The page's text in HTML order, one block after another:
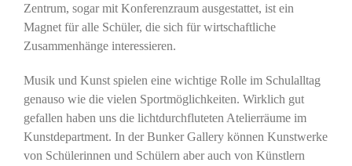
Zentrum, sogar mit Konferenzraum ausgestattet, ist ein
Magnet für alle Schüler, die sich für wirtschaftliche
Zusammenhänge interessieren.
Musik und Kunst spielen eine wichtige Rolle im Schulalltag
genauso wie die vielen Sportmöglichkeiten. Wirklich gut
gefallen haben uns die lichtdurchfluteten Atelierräume im
Kunstdepartment. In der Bunker Gallery können Kunstwerke
von Schülerinnen und Schülern aber auch von Künstlern